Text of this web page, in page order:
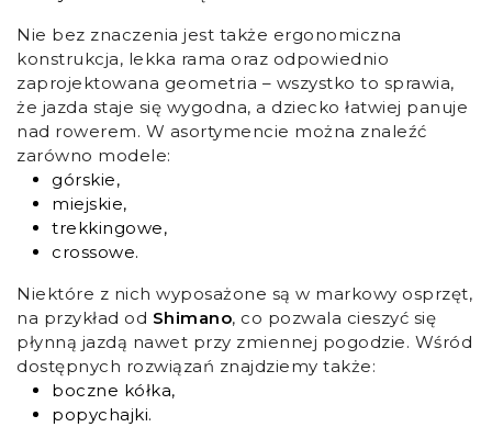
Nie bez znaczenia jest także ergonomiczna
konstrukcja, lekka rama oraz odpowiednio
zaprojektowana geometria – wszystko to sprawia,
że jazda staje się wygodna, a dziecko łatwiej panuje
nad rowerem. W asortymencie można znaleźć
zarówno modele:
górskie,
miejskie,
trekkingowe,
crossowe.
Niektóre z nich wyposażone są w markowy osprzęt,
na przykład od Shimano, co pozwala cieszyć się
płynną jazdą nawet przy zmiennej pogodzie. Wśród
dostępnych rozwiązań znajdziemy także:
boczne kółka,
popychajki.